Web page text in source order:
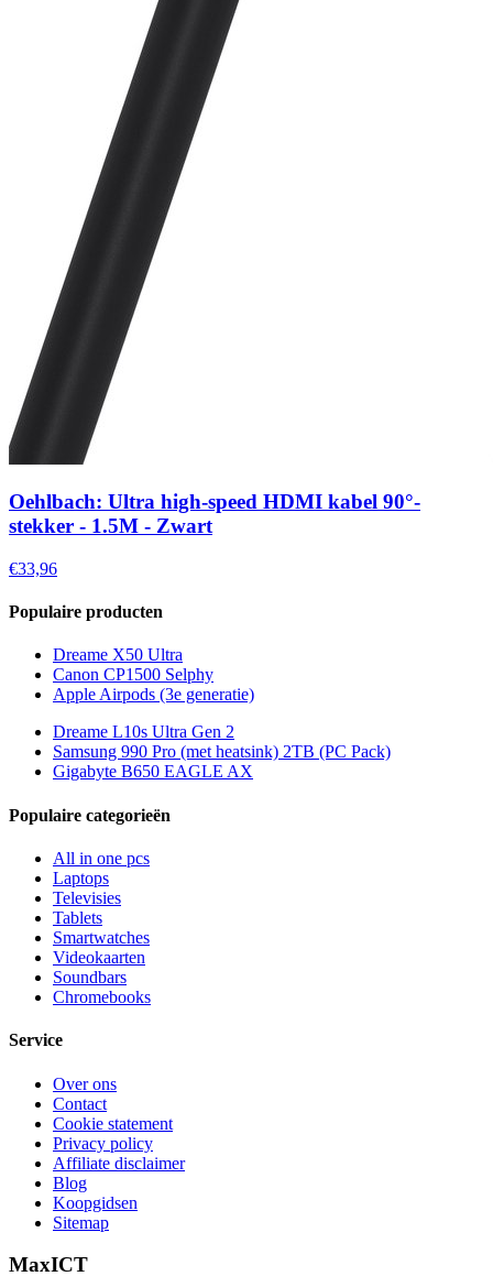
Oehlbach: Ultra high-speed HDMI kabel 90°-
stekker - 1.5M - Zwart
€33,96
Populaire producten
Dreame X50 Ultra
Canon CP1500 Selphy
Apple Airpods (3e generatie)
Dreame L10s Ultra Gen 2
Samsung 990 Pro (met heatsink) 2TB (PC Pack)
Gigabyte B650 EAGLE AX
Populaire categorieën
All in one pcs
Laptops
Televisies
Tablets
Smartwatches
Videokaarten
Soundbars
Chromebooks
Service
Over ons
Contact
Cookie statement
Privacy policy
Affiliate disclaimer
Blog
Koopgidsen
Sitemap
MaxICT